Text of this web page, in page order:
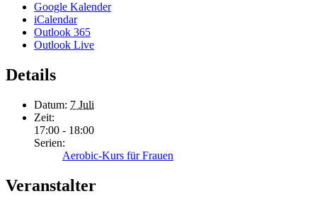
Google Kalender
iCalendar
Outlook 365
Outlook Live
Details
Datum: 7 Juli
Zeit:
17:00 - 18:00
Serien:
Aerobic-Kurs für Frauen
Veranstalter